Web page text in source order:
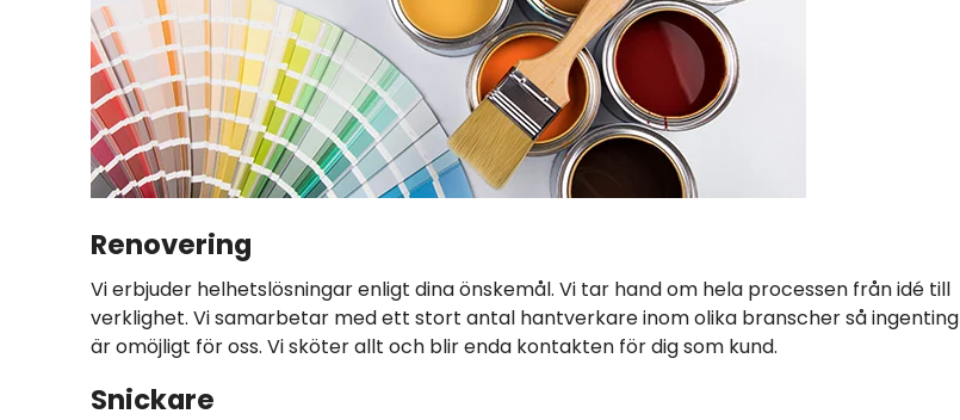
Renovering
Vi erbjuder helhetslösningar enligt dina önskemål. Vi tar hand om hela processen från idé till
verklighet. Vi samarbetar med ett stort antal hantverkare inom olika branscher så ingenting
är omöjligt för oss. Vi sköter allt och blir enda kontakten för dig som kund.
Snickare